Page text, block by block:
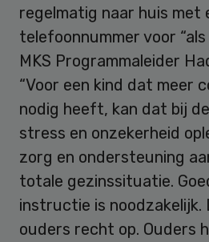
regelmatig naar huis met
telefoonnummer voor
MKS Programmaleider
“Voor een kind dat meer
nodig heeft, kan dat bij
stress en onzekerheid
zorg en ondersteuning
totale gezinssituatie.
instructie is noodzakelijk.
ouders recht op. Ouders